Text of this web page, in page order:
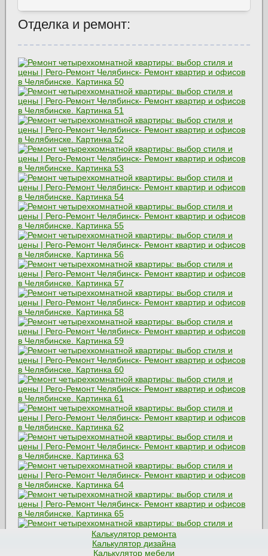
Отделка и ремонт:
Калькулятор ремонта
Калькулятор дизайна
Калькулятор мебели